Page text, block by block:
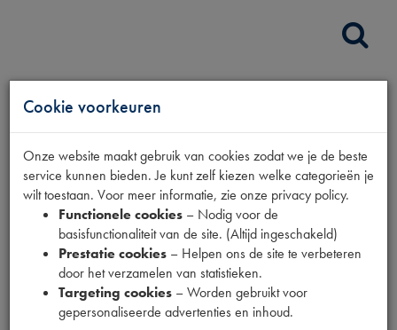
REMSCHOEN
BEVESTIGING RING
Productnummer
6200059
Prijs
1,69 (€ 1,40 excl. btw)
Bestel
Cookie voorkeuren
Onze website maakt gebruik van cookies zodat we je de beste
service kunnen bieden. Je kunt zelf kiezen welke categorieën je
wilt toestaan. Voor meer informatie, zie onze privacy policy.
Functionele cookies – Nodig voor de
basisfunctionaliteit van de site. (Altijd ingeschakeld)
Prestatie cookies – Helpen ons de site te verbeteren
door het verzamelen van statistieken.
Targeting cookies – Worden gebruikt voor
gepersonaliseerde advertenties en inhoud.